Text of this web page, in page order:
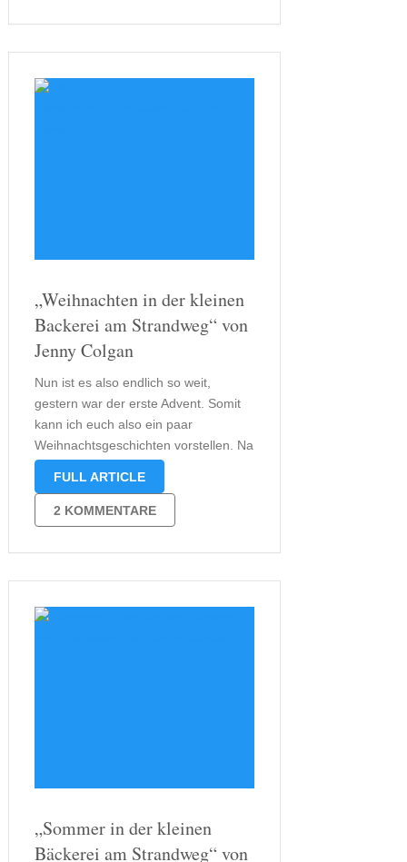
Geschichte oder die …
„Weihnachten in der kleinen
Backerei am Strandweg“ von
Jenny Colgan
Nun ist es also endlich so weit,
gestern war der erste Advent. Somit
kann ich euch also ein paar
Weihnachtsgeschichten vorstellen. Na
gut, ein paar habe ich euch ja bereits
Mistelzweig“ von Mila
Summers und „Schneezauber: Küss
den Schneemann“ von Hannah
FULL ARTICLE
2 KOMMENTARE
„Sommer in der kleinen
Bäckerei am Strandweg“ von